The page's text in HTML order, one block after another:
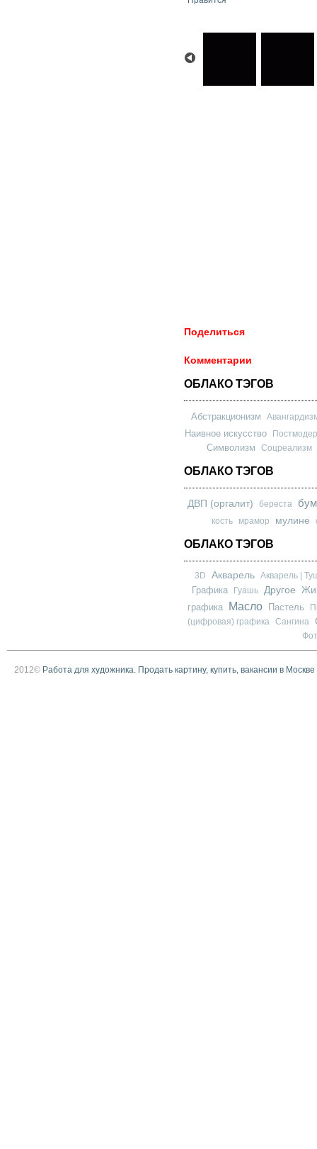
Поделиться
Комментарии
ОБЛАКО ТЭГОВ
Абстракционизм
Наивное искусство
Символизм Соцреализм
ОБЛАКО ТЭГОВ
ДВП (оргалит) береста
кость мрамор мулине
ОБЛАКО ТЭГОВ
3D Акварель Акварель |
Графика Гуашь Другое
графика
Масло Пастель
(цифровая) графика
Сангина
2012© Работа для художника. Продать картину, купить, вакансии в Москве